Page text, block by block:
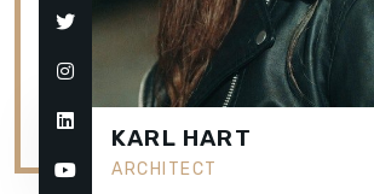
KARL HART
ARCHITECT